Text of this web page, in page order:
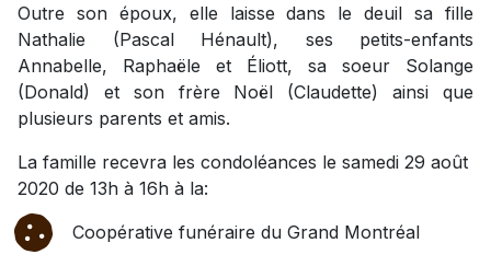
Outre son époux, elle laisse dans le deuil sa fille
Nathalie (Pascal Hénault), ses petits-enfants
Annabelle, Raphaële et Éliott, sa soeur Solange
(Donald) et son frère Noël (Claudette) ainsi que
plusieurs parents et amis.
La famille recevra les condoléances le samedi 29 août
2020 de 13h à 16h à la:
Coopérative funéraire du Grand Montréal